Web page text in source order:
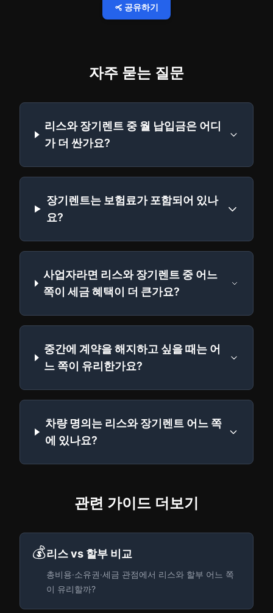
공유하기
자주 묻는 질문
리스와 장기렌트 중 월 납입금은 어디
가 더 싼가요?
장기렌트는 보험료가 포함되어 있나
요?
사업자라면 리스와 장기렌트 중 어느
쪽이 세금 혜택이 더 큰가요?
중간에 계약을 해지하고 싶을 때는 어
느 쪽이 유리한가요?
차량 명의는 리스와 장기렌트 어느 쪽
에 있나요?
관련 가이드 더보기
💰리스 vs 할부 비교
총비용·소유권·세금 관점에서 리스와 할부 어느 쪽
이 유리할까?